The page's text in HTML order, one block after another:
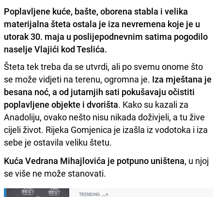
Poplavljene kuće, bašte, oborena stabla i velika
materijalna šteta ostala je iza nevremena koje je u
utorak 30. maja u poslijepodnevnim satima pogodilo
naselje Vlajići kod Teslića.
Šteta tek treba da se utvrdi, ali po svemu onome što
se može vidjeti na terenu, ogromna je. Iza mještana je
besana noć, a od jutarnjih sati pokušavaju očistiti
poplavljene objekte i dvorišta. Kako su kazali za
Anadoliju, ovako nešto nisu nikada doživjeli, a tu žive
cijeli život. Rijeka Gomjenica je izašla iz vodotoka i iza
sebe je ostavila veliku štetu.
Kuća Vedrana Mihajlovića je potpuno uništena, u njoj
se više ne može stanovati.
TRENDING